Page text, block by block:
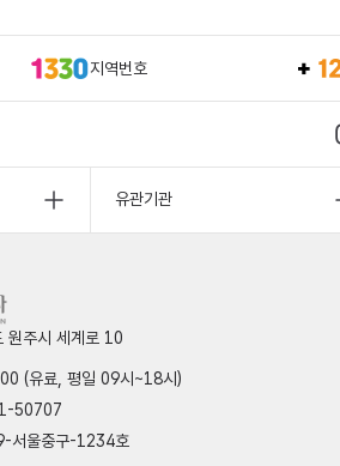
지역번호
유관기관
원주시 세계로 10
(유료, 평일 09시~18시)
50707
서울중구-1234호